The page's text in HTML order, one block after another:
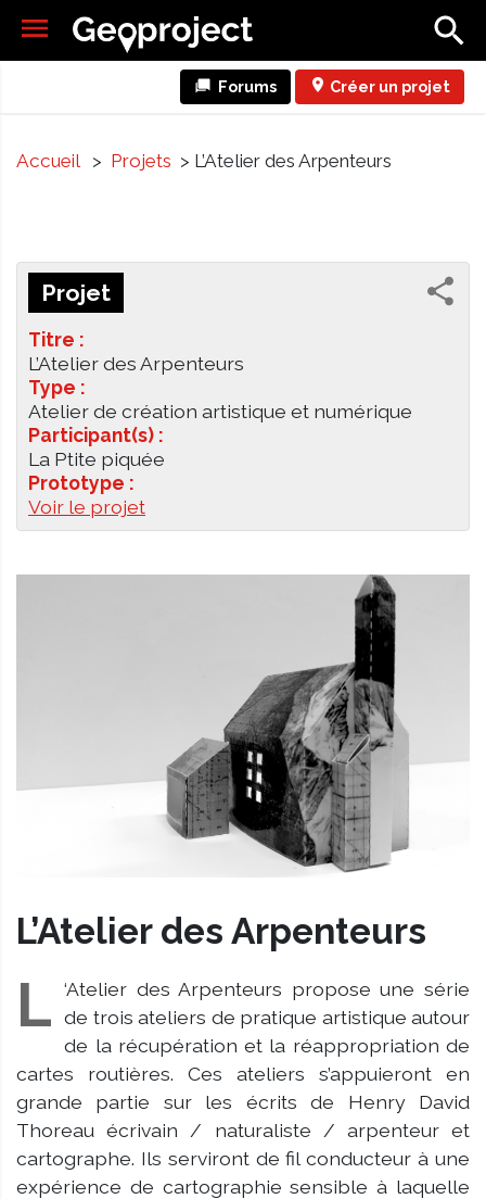
Forums Créer un projet
Accueil> Projets > L’Atelier des Arpenteurs
Projet
Titre :
L’Atelier des Arpenteurs
Type :
Atelier de création artistique et numérique
Participant(s) :
La Ptite piquée
Prototype :
Voir le projet
L’Atelier des Arpenteurs
L ‘Atelier des Arpenteurs propose une série
de trois ateliers de pratique artistique autour
de la récupération et la réappropriation de
cartes routières. Ces ateliers s’appuieront en
grande partie sur les écrits de Henry David
Thoreau écrivain / naturaliste / arpenteur et
cartographe. Ils serviront de fil conducteur à une
expérience de cartographie sensible à laquelle